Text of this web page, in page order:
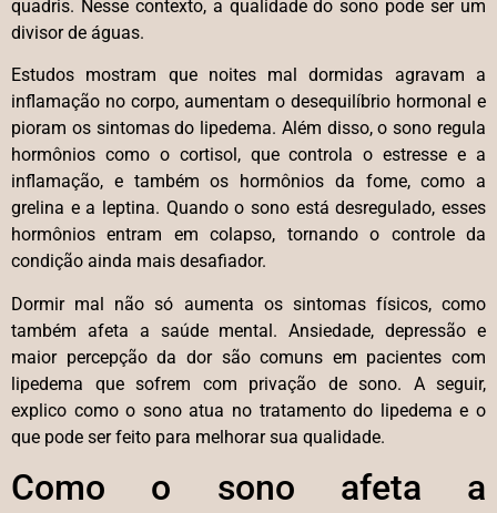
quadris. Nesse contexto, a qualidade do sono pode ser um
divisor de águas.
Estudos mostram que noites mal dormidas agravam a
inflamação no corpo, aumentam o desequilíbrio hormonal e
pioram os sintomas do lipedema. Além disso, o sono regula
hormônios como o cortisol, que controla o estresse e a
inflamação, e também os hormônios da fome, como a
grelina e a leptina. Quando o sono está desregulado, esses
hormônios entram em colapso, tornando o controle da
condição ainda mais desafiador.
Dormir mal não só aumenta os sintomas físicos, como
também afeta a saúde mental. Ansiedade, depressão e
maior percepção da dor são comuns em pacientes com
lipedema que sofrem com privação de sono. A seguir,
explico como o sono atua no tratamento do lipedema e o
que pode ser feito para melhorar sua qualidade.
Como o sono afeta a